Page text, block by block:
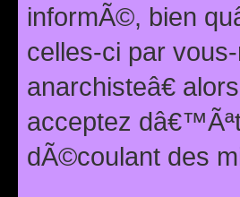
informÃ©, bien
celles-ci par
anarchisteâ€
acceptez
dÃ©coulant des